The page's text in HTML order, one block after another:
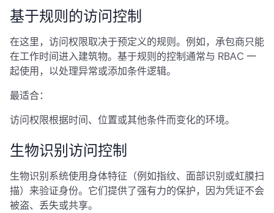
基于规则的访问控制
在这里，访问权限取决于预定义的规则。例如，承包商只能
在工作时间进入建筑物。基于规则的控制通常与 RBAC 一
起使用，以处理异常或添加条件逻辑。
最适合：
访问权限根据时间、位置或其他条件而变化的环境。
生物识别访问控制
生物识别系统使用身体特征（例如指纹、面部识别或虹膜扫
描）来验证身份。它们提供了强有力的保护，因为凭证不会
被盗、丢失或共享。